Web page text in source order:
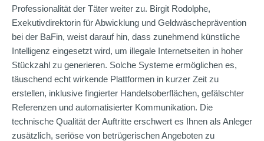
Professionalität der Täter weiter zu. Birgit Rodolphe,
Exekutivdirektorin für Abwicklung und Geldwäscheprävention
bei der BaFin, weist darauf hin, dass zunehmend künstliche
Intelligenz eingesetzt wird, um illegale Internetseiten in hoher
Stückzahl zu generieren. Solche Systeme ermöglichen es,
täuschend echt wirkende Plattformen in kurzer Zeit zu
erstellen, inklusive fingierter Handelsoberflächen, gefälschter
Referenzen und automatisierter Kommunikation. Die
technische Qualität der Auftritte erschwert es Ihnen als Anleger
zusätzlich, seriöse von betrügerischen Angeboten zu